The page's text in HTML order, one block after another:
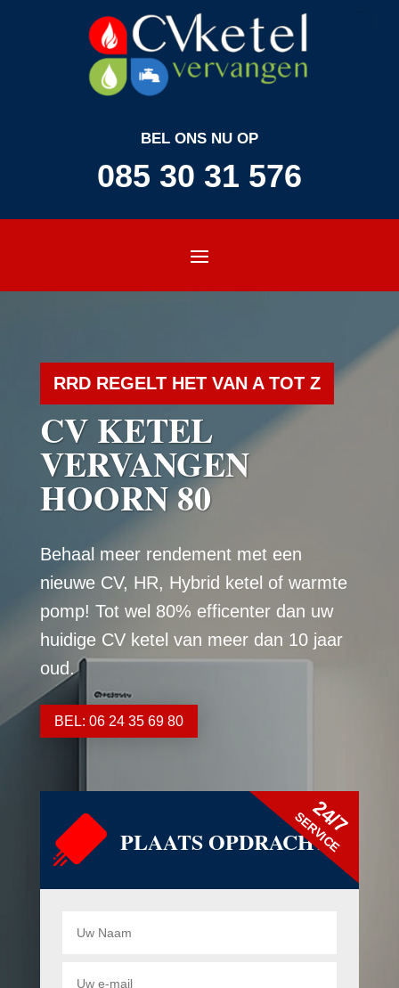
BEL ONS NU OP
085 30 31 576
RRD REGELT HET VAN A TOT Z
CV KETEL
VERVANGEN
HOORN 80
Behaal meer rendement met een
nieuwe CV, HR, Hybrid ketel of warmte
pomp! Tot wel 80% efficenter dan uw
huidige CV ketel van meer dan 10 jaar
oud.
BEL: 06 24 35 69 80
PLAATS OPDRACHT
24/7
SERVICE